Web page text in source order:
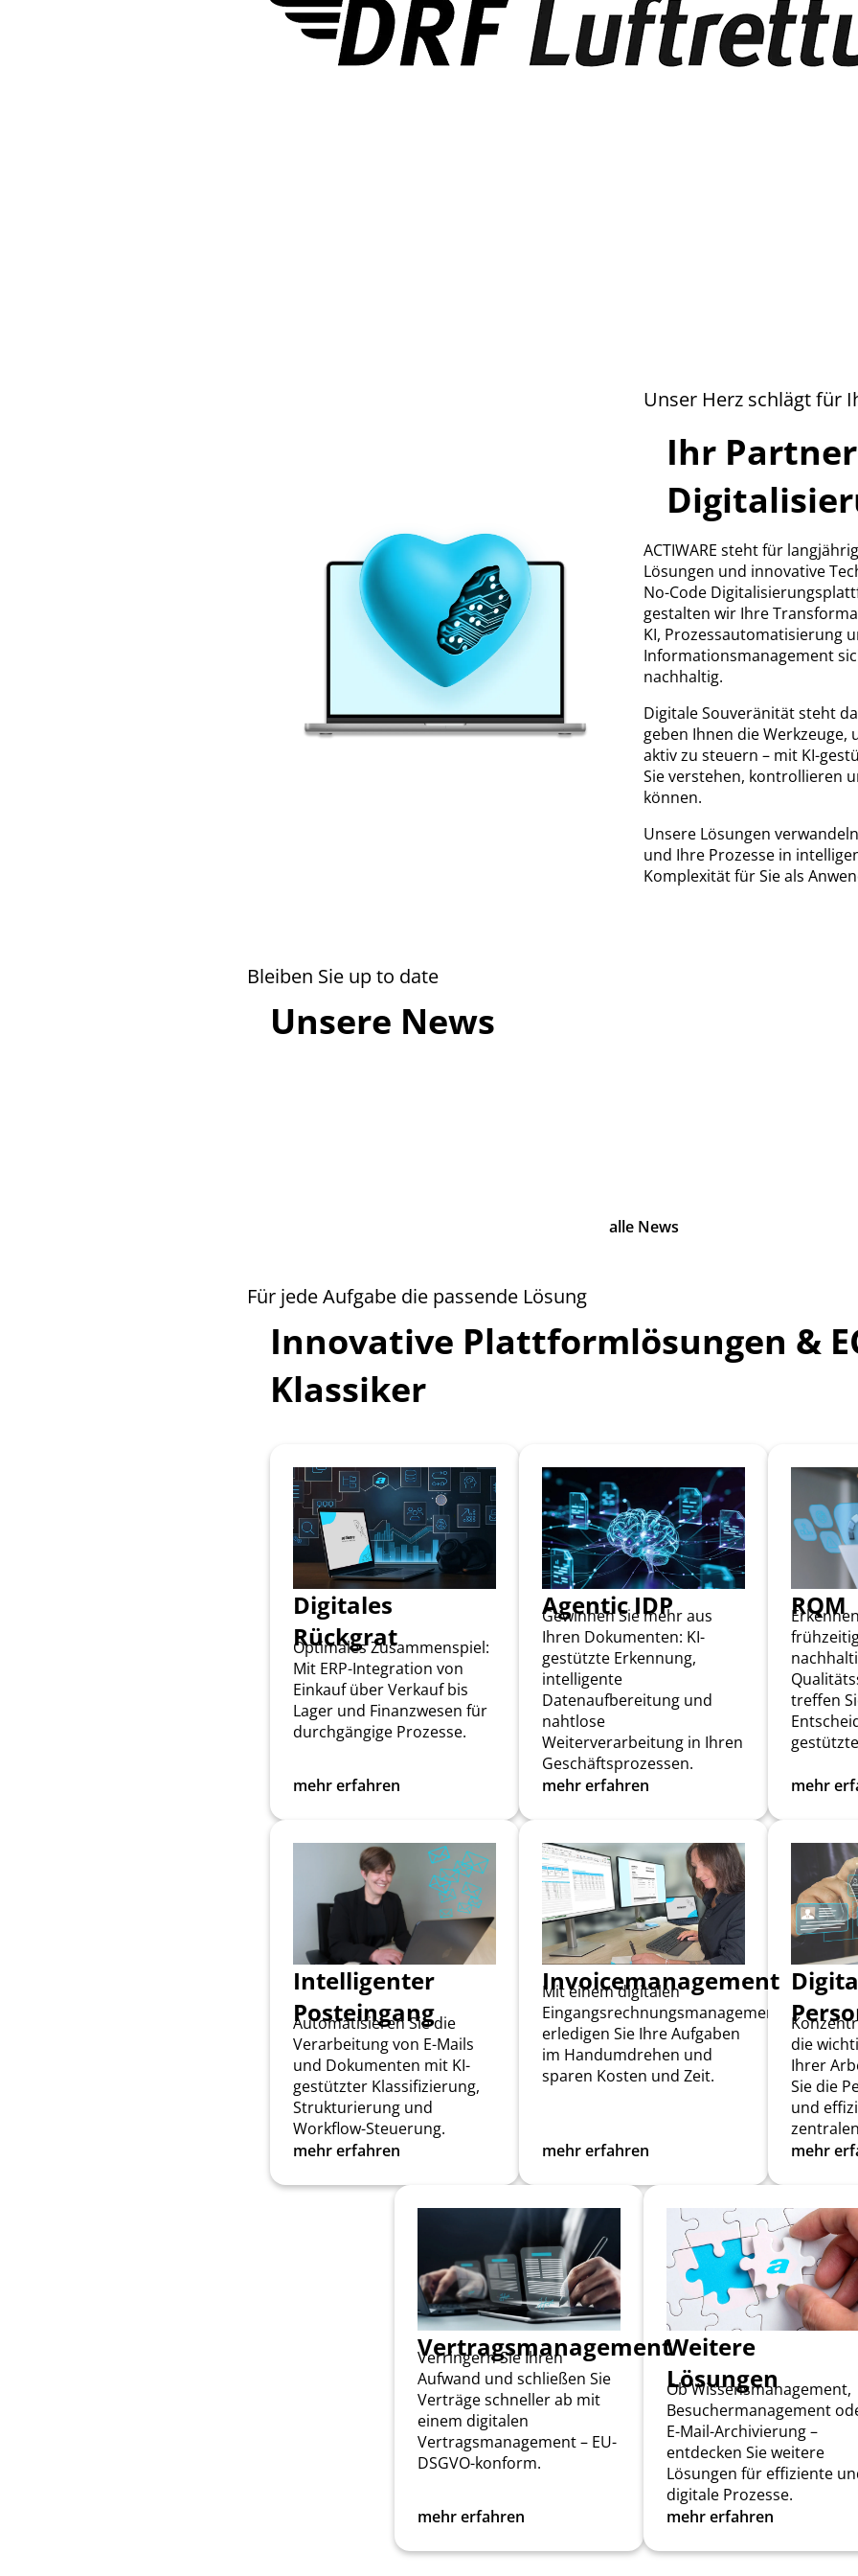
Unser Herz schlägt für
Ihr
ACTIWARE steht für
Lösungen und innovative
No-Code
gestalten wir Ihre
KI, Prozessautomatisierung
Informationsmanagement
nachhaltig.
Digitale Souveränität steht
geben Ihnen die Werkzeuge,
aktiv zu steuern – mit KI-
Sie verstehen, kontrollieren
können.
Unsere Lösungen
und Ihre Prozesse in
Komplexität für Sie als
Bleiben Sie up to date
Unsere News
alle News
Für jede Aufgabe die passende Lösung
Innovative Plattformlösungen &
Klassiker
Digitales
Rückgrat
Optimales Zusammenspiel:
Mit ERP-Integration von
Einkauf über Verkauf bis
Lager und Finanzwesen für
durchgängige Prozesse.
mehr erfahren
Agentic IDP
Gewinnen Sie mehr aus
Ihren Dokumenten: KI-
gestützte Erkennung,
intelligente
Datenaufbereitung und
nahtlose
Weiterverarbeitung in Ihren
Geschäftsprozessen.
mehr erfahren
RQM
treffen
mehr
Intelligenter
Posteingang
Automatisieren Sie die
Verarbeitung von E-Mails
und Dokumenten mit KI-
gestützter Klassifizierung,
Strukturierung und
Workflow-Steuerung.
mehr erfahren
Invoicemanagement
Mit einem digitalen
Eingangsrechnungsmanagement
erledigen Sie Ihre Aufgaben
im Handumdrehen und
sparen Kosten und Zeit.
mehr erfahren
die
Ihrer
Sie die
und
mehr
Vertragsmanagement
Verringern Sie Ihren
Aufwand und schließen Sie
Verträge schneller ab mit
einem digitalen
Vertragsmanagement – EU-
DSGVO-konform.
mehr erfahren
Weitere
Lösungen
Ob Wissensmanagement,
Besuchermanagement
E-Mail-Archivierung –
entdecken Sie weitere
Lösungen für effiziente
digitale Prozesse.
mehr erfahren